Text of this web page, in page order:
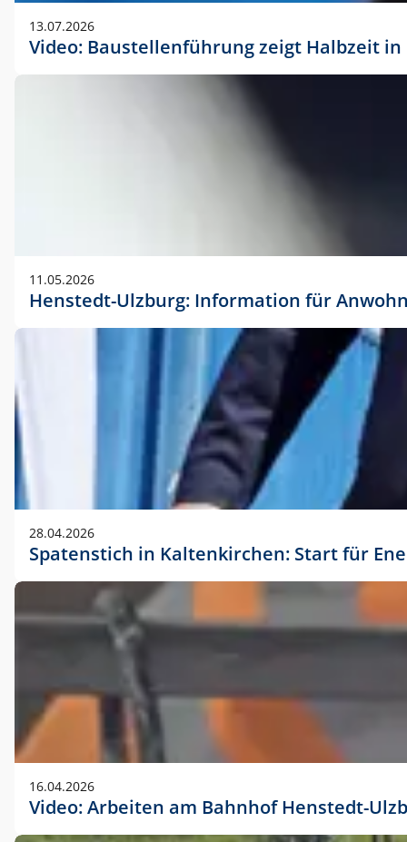
13.07.2026
Video: Baustellenführung zeigt Halbzeit
11.05.2026
Henstedt-Ulzburg: Information für
28.04.2026
Spatenstich in Kaltenkirchen: Start für
16.04.2026
Video: Arbeiten am Bahnhof Henstedt-